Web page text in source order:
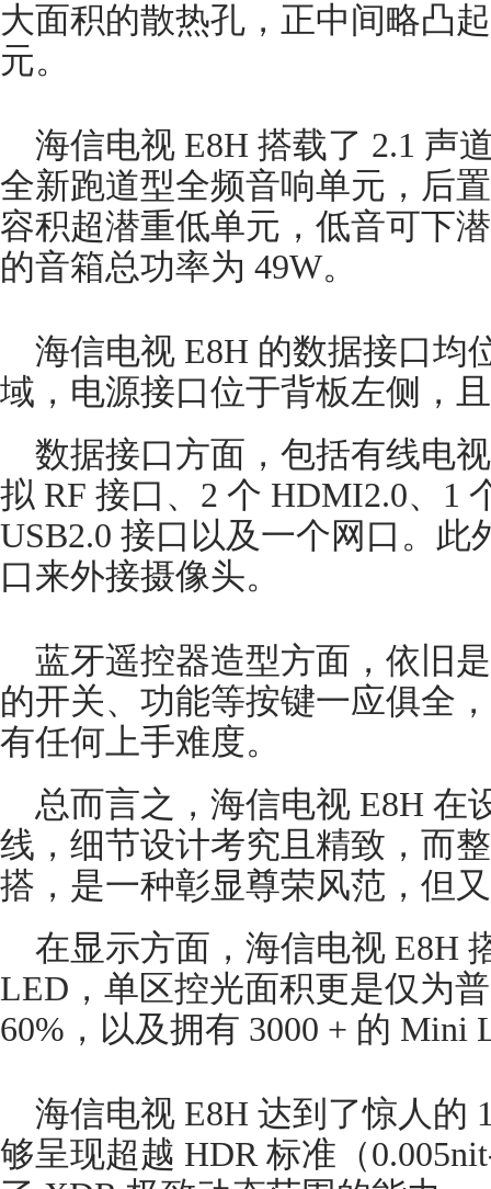
大面积的散热孔，正中间略凸
元。
海信电视 E8H 搭载了 2.1 声
全新跑道型全频音响单元，后
容积超潜重低单元，低音可下
的音箱总功率为 49W。
海信电视 E8H 的数据接口均
域，电源接口位于背板左侧，
数据接口方面，包括有线电
拟 RF 接口、2 个 HDMI2.0、1
USB2.0 接口以及一个网口。此
口来外接摄像头。
蓝牙遥控器造型方面，依旧
的开关、功能等按键一应俱全
有任何上手难度。
总而言之，海信电视 E8H 在
线，细节设计考究且精致，而
搭，是一种彰显尊荣风范，但
在显示方面，海信电视 E8H
LED，单区控光面积更是仅为
60%，以及拥有 3000 + 的 Mini
海信电视 E8H 达到了惊人的
够呈现超越 HDR 标准（